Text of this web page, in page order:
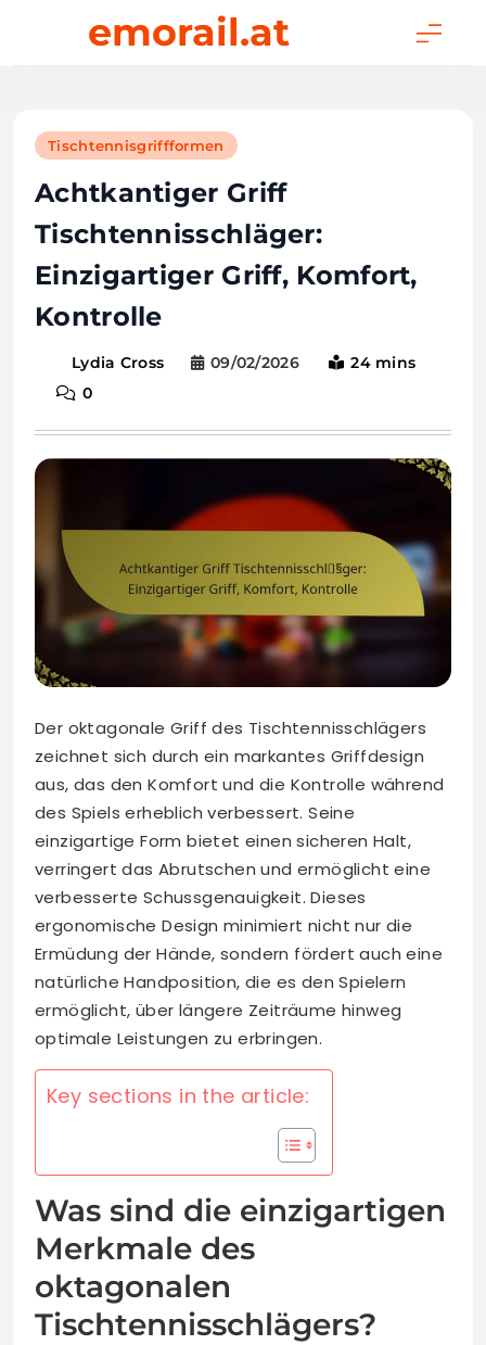
emorail.at
Tischtennisgriffformen
Achtkantiger Griff
Tischtennisschläger:
Einzigartiger Griff, Komfort,
Kontrolle
Lydia Cross 09/02/2026
24 mins
0
Der oktagonale Griff des Tischtennisschlägers
zeichnet sich durch ein markantes Griffdesign
aus, das den Komfort und die Kontrolle während
des Spiels erheblich verbessert. Seine
einzigartige Form bietet einen sicheren Halt,
verringert das Abrutschen und ermöglicht eine
verbesserte Schussgenauigkeit. Dieses
ergonomische Design minimiert nicht nur die
Ermüdung der Hände, sondern fördert auch eine
natürliche Handposition, die es den Spielern
ermöglicht, über längere Zeiträume hinweg
optimale Leistungen zu erbringen.
Key sections in the article:
Was sind die einzigartigen
Merkmale des
oktagonalen
Tischtennisschlägers?